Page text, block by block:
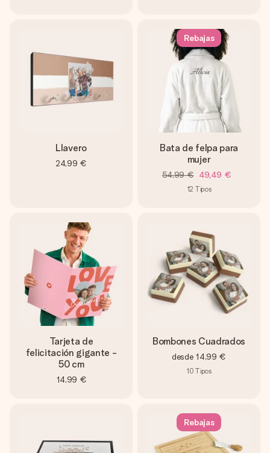
Llavero
24,99 €
Rebajas
Bata de felpa para
mujer
54,99 € 49,49 €
12 Tipos
Tarjeta de
felicitación gigante -
50 cm
14,99 €
Bombones Cuadrados
desde 14,99 €
10 Tipos
Rebajas